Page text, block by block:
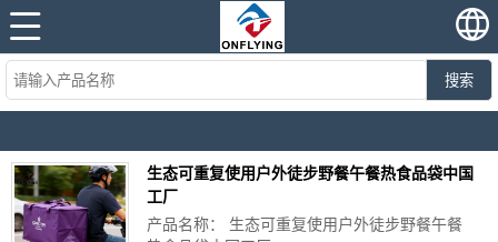
搜索
生态可重复使用户外徒步野餐午餐热食品袋中国
工厂
产品名称： 生态可重复使用户外徒步野餐午餐